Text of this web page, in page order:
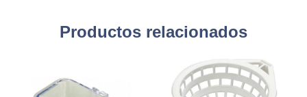
Productos relacionados